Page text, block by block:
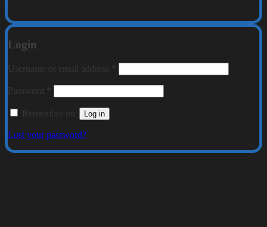
Login
Username or email address
Password
Remember me Log in
Lost your password?